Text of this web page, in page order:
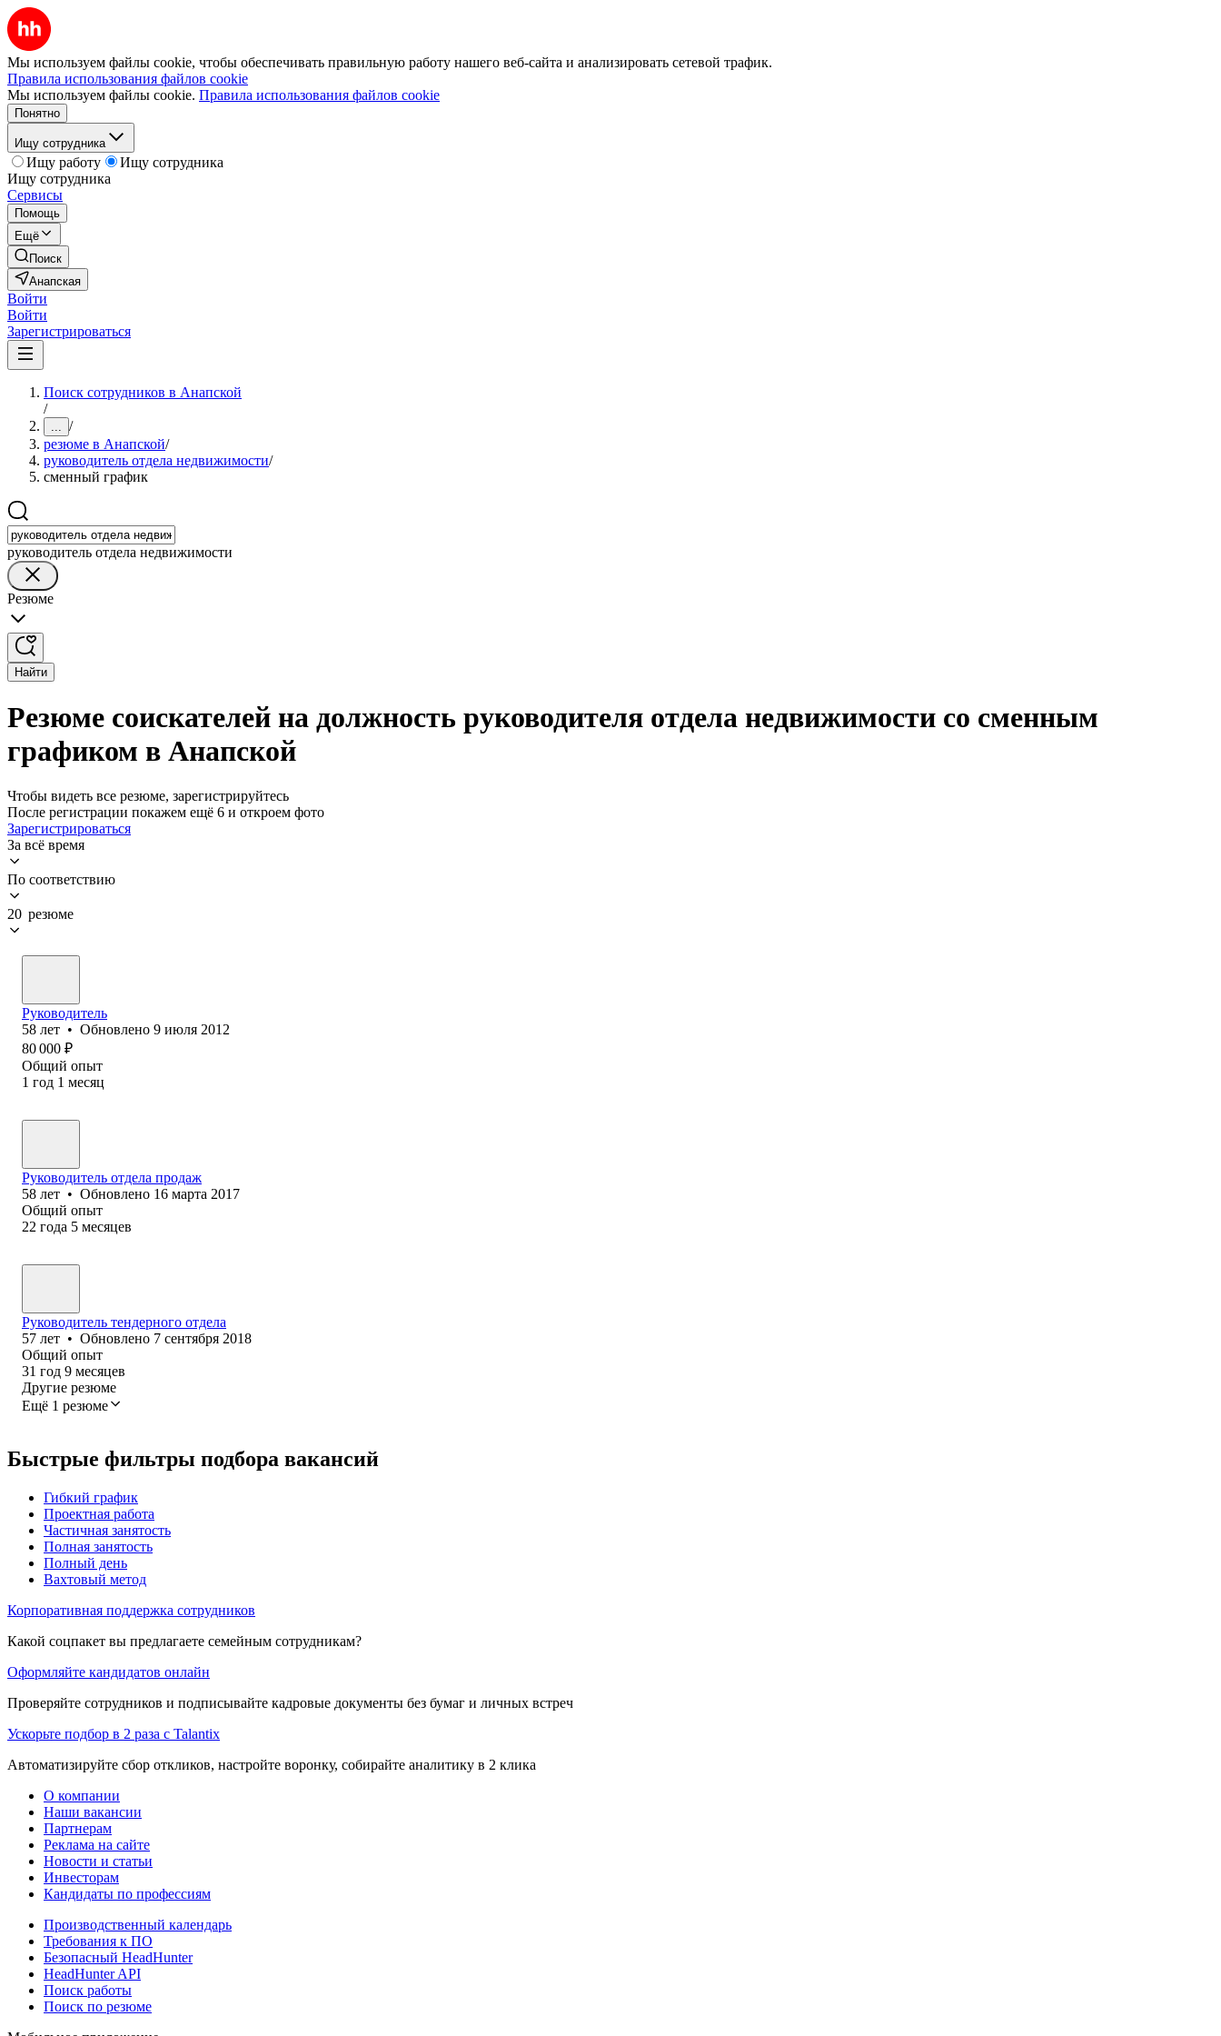
Мы используем файлы cookie, чтобы обеспечивать правильную работу нашего веб-сайта и анализировать сетевой трафик.
Правила использования файлов cookie
Мы используем файлы cookie. Правила использования файлов cookie
Понятно
Ищу сотрудника
Ищу работу
Ищу сотрудника
Ищу сотрудника
Сервисы
Помощь
Ещё
Поиск
Анапская
Войти
Войти
Зарегистрироваться
Поиск сотрудников в Анапской
/
... /
резюме в Анапской/
руководитель отдела недвижимости/
сменный график
руководитель отдела недвижимости
Резюме
Найти
Резюме соискателей на должность руководителя отдела недвижимости со сменным
графиком в Анапской
Чтобы видеть все резюме, зарегистрируйтесь
После регистрации покажем ещё 6 и откроем фото
Зарегистрироваться
За всё время
По соответствию
20 резюме
Руководитель
58 лет • Обновлено 9 июля 2012
80 000 ₽
Общий опыт
1 год 1 месяц
Руководитель отдела продаж
58 лет • Обновлено 16 марта 2017
Общий опыт
22 года 5 месяцев
Руководитель тендерного отдела
57 лет • Обновлено 7 сентября 2018
Общий опыт
31 год 9 месяцев
Другие резюме
Ещё 1 резюме
Быстрые фильтры подбора вакансий
Гибкий график
Проектная работа
Частичная занятость
Полная занятость
Полный день
Вахтовый метод
Корпоративная поддержка сотрудников
Какой соцпакет вы предлагаете семейным сотрудникам?
Оформляйте кандидатов онлайн
Проверяйте сотрудников и подписывайте кадровые документы без бумаг и личных встреч
Ускорьте подбор в 2 раза с Talantix
Автоматизируйте сбор откликов, настройте воронку, собирайте аналитику в 2 клика
О компании
Наши вакансии
Партнерам
Реклама на сайте
Новости и статьи
Инвесторам
Кандидаты по профессиям
Производственный календарь
Требования к ПО
Безопасный HeadHunter
HeadHunter API
Поиск работы
Поиск по резюме